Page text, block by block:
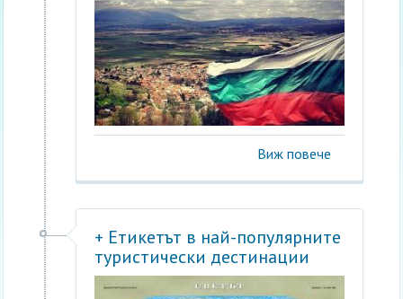
Виж повече
+ Етикетът в най-популярните
туристически дестинации